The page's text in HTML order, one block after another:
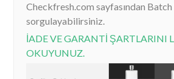
Checkfresh.com sayfasından Batch
sorgulayabilirsiniz.
İADE VE GARANTİ ŞARTLARINI
OKUYUNUZ.